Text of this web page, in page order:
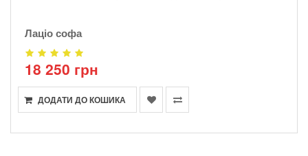
Лаціо софа
18 250 грн
ДОДАТИ ДО КОШИКА